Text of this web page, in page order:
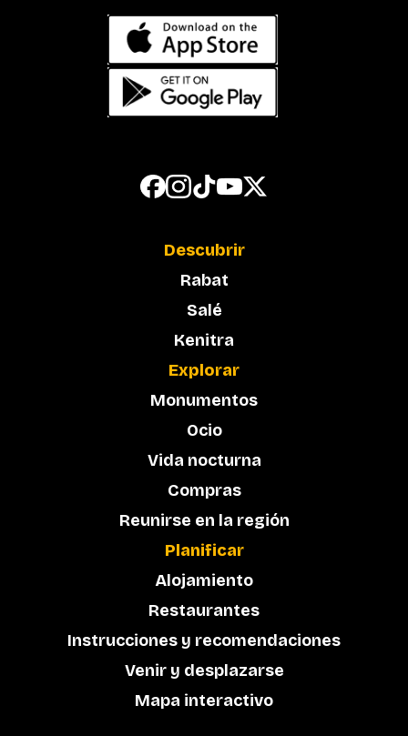
Descubrir
Rabat
Salé
Kenitra
Explorar
Monumentos
Ocio
Vida nocturna
Compras
Reunirse en la región
Planificar
Alojamiento
Restaurantes
Instrucciones y recomendaciones
Venir y desplazarse
Mapa interactivo